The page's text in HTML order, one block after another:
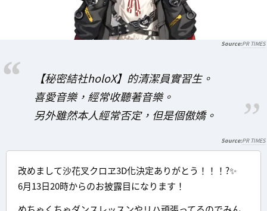
PR TIMES
【秘密結社holoX】的清潔員實習生。
喜愛音樂，經常收聽著音樂。
另外雖然本人經常否定，但是個傲嬌。
PR TIMES
改めまして沙花叉クロヱ3D化決定ありがとう！！！?✨
6月13日20時からのお披露目になります！